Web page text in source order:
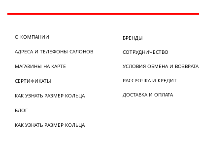
О КОМПАНИИ
АДРЕСА И ТЕЛЕФОНЫ САЛОНОВ
МАГАЗИНЫ НА КАРТЕ
СЕРТИФИКАТЫ
КАК УЗНАТЬ РАЗМЕР КОЛЬЦА
БЛОГ
КАК УЗНАТЬ РАЗМЕР КОЛЬЦА
БРЕНДЫ
СОТРУДНИЧЕСТВО
УСЛОВИЯ ОБМЕНА И ВОЗВРАТА
РАССРОЧКА И КРЕДИТ
ДОСТАВКА И ОПЛАТА